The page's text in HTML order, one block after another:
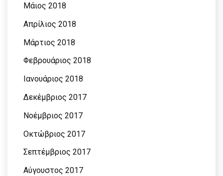
Μάιος 2018
Απρίλιος 2018
Μάρτιος 2018
Φεβρουάριος 2018
Ιανουάριος 2018
Δεκέμβριος 2017
Νοέμβριος 2017
Οκτώβριος 2017
Σεπτέμβριος 2017
Αύγουστος 2017